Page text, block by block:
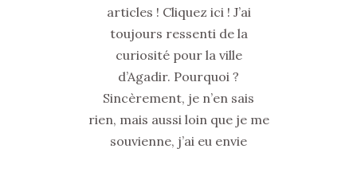
articles ! Cliquez ici ! J’ai
toujours ressenti de la
curiosité pour la ville
d’Agadir. Pourquoi ?
Sincèrement, je n’en sais
rien, mais aussi loin que je me
souvienne, j’ai eu envie